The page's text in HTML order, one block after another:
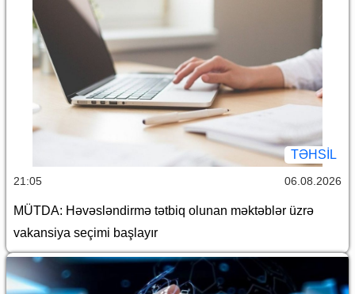
TƏHSIL
21:05 06.08.2026
MÜTDA: Həvəsləndirmə tətbiq olunan məktəblər üzrə
vakansiya seçimi başlayır